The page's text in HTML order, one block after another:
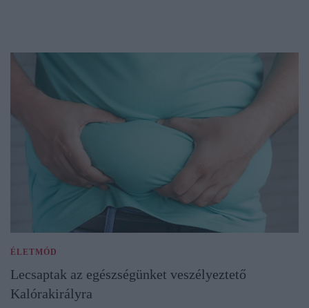
ÉLETMÓD
Lecsaptak az egészségünket veszélyeztető
Kalórakirályra